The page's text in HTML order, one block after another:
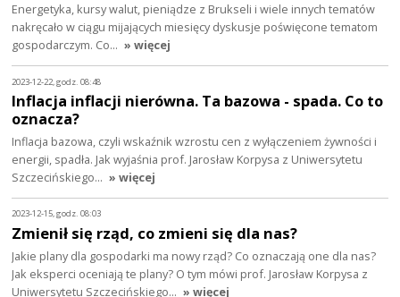
Energetyka, kursy walut, pieniądze z Brukseli i wiele innych tematów
nakręcało w ciągu mijających miesięcy dyskusje poświęcone tematom
gospodarczym. Co… » więcej
2023-12-22, godz. 08:48
Inflacja inflacji nierówna. Ta bazowa - spada. Co to
oznacza?
Inflacja bazowa, czyli wskaźnik wzrostu cen z wyłączeniem żywności i
energii, spadła. Jak wyjaśnia prof. Jarosław Korpysa z Uniwersytetu
Szczecińskiego… » więcej
2023-12-15, godz. 08:03
Zmienił się rząd, co zmieni się dla nas?
Jakie plany dla gospodarki ma nowy rząd? Co oznaczają one dla nas?
Jak eksperci oceniają te plany? O tym mówi prof. Jarosław Korpysa z
Uniwersytetu Szczecińskiego… » więcej